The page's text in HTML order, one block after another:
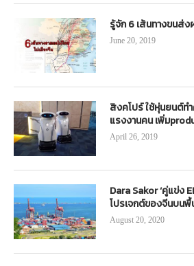
รู้จัก 6 เส้นทางขนส่ง
June 20, 2019
สิงคโปร์ ใช้หุ่นยนต์ท
แรงงานคน เพิ่ม
April 26, 2019
Dara Sakor ‘คู่แข่ง
โปรเจกต์ของจีนบน
August 20, 2020